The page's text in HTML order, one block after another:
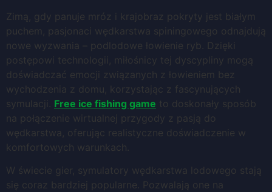
Zimą, gdy panuje mróz i krajobraz pokryty jest białym
puchem, pasjonaci wędkarstwa spiningowego odnajdują
nowe wyzwania – podlodowe łowienie ryb. Dzięki
postępowi technologii, miłośnicy tej dyscypliny mogą
doświadczać emocji związanych z łowieniem bez
wychodzenia z domu, korzystając z fascynujących
symulacji. Free ice fishing game to doskonały sposób
na połączenie wirtualnej przygody z pasją do
wędkarstwa, oferując realistyczne doświadczenie w
komfortowych warunkach.
W świecie gier, symulatory wędkarstwa lodowego stają
się coraz bardziej popularne. Pozwalają one na